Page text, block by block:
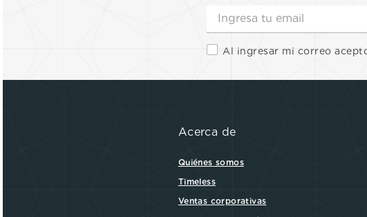
Al ingresar mi correo
Acerca de
Quiénes somos
Timeless
Ventas corporativas